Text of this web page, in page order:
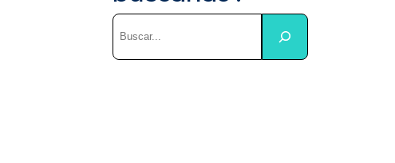
Buscar